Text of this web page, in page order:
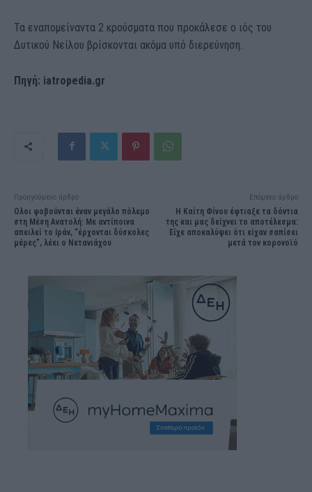
Τα εναπομείναντα 2 κρούσματα που προκάλεσε ο ιός του
Δυτικού Νείλου βρίσκονται ακόμα υπό διερεύνηση.
Πηγή: iatropedia.gr
Προηγούμενο άρθρο
Ολοι φοβούνται έναν μεγάλο πόλεμο
στη Μέση Ανατολή: Με αντίποινα
απειλεί το Ιράν, “έρχονται δύσκολες
μέρες”, λέει ο Νετανιάχου
Επόμενο άρθρο
Η Καίτη Φίνου έφτιαξε τα δόντια
της και μας δείχνει το αποτέλεσμα:
Είχε αποκαλύψει ότι είχαν σαπίσει
μετά τον κορονοϊό